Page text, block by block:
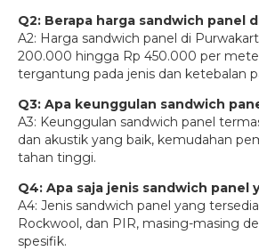
Q2: Berapa harga sandwich panel
A2: Harga sandwich panel di
200.000 hingga Rp 450.000 per
tergantung pada jenis dan ketebalan
Q3: Apa keunggulan sandwich
A3: Keunggulan sandwich panel
dan akustik yang baik, kemudahan
tahan tinggi.
Q4: Apa saja jenis sandwich panel
A4: Jenis sandwich panel yang
Rockwool, dan PIR, masing-masing
spesifik.